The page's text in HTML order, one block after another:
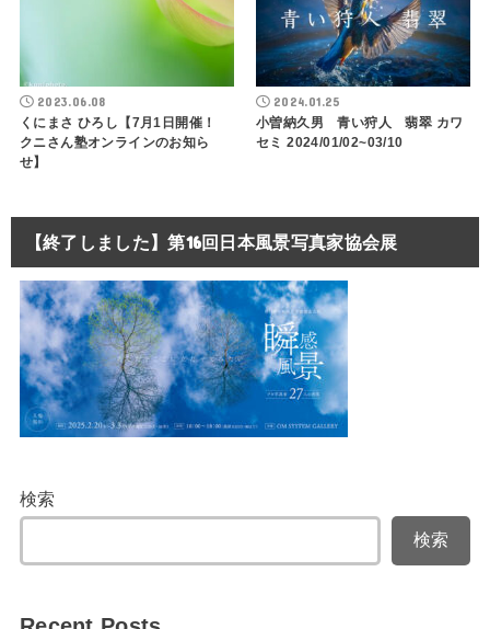
2023.06.08
くにまさ ひろし【7月1日開催！
クニさん塾オンラインのお知ら
せ】
2024.01.25
小曽納久男 青い狩人 翡翠 カワ
セミ 2024/01/02~03/10
【終了しました】第16回日本風景写真家協会展
検索
検索